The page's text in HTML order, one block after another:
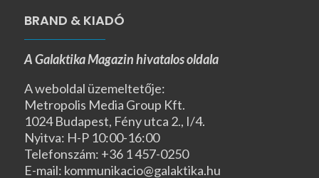
BRAND & KIADÓ
A Galaktika Magazin hivatalos oldala
A weboldal üzemeltetője:
Metropolis Media Group Kft.
1024 Budapest, Fény utca 2., I/4.
Nyitva: H-P 10:00-16:00
Telefonszám: +36 1 457-0250
E-mail: kommunikacio@galaktika.hu